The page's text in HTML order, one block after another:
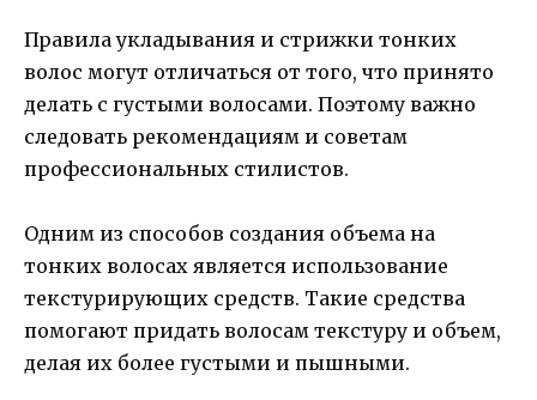
Правила укладывания и стрижки тонких
волос могут отличаться от того, что принято
делать с густыми волосами. Поэтому важно
следовать рекомендациям и советам
профессиональных стилистов.
Одним из способов создания объема на
тонких волосах является использование
текстурирующих средств. Такие средства
помогают придать волосам текстуру и объем,
делая их более густыми и пышными.